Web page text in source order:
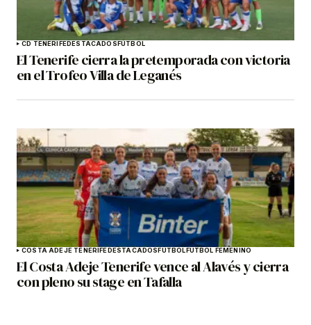
CD TENERIFEDESTACADOS FÚTBOL
El Tenerife cierra la pretemporada con victoria
en el Trofeo Villa de Leganés
COSTA ADEJE TENERIFE DESTACADOS FÚTBOL FÚTBOL FEMENINO
El Costa Adeje Tenerife vence al Alavés y cierra
con pleno su stage en Tafalla